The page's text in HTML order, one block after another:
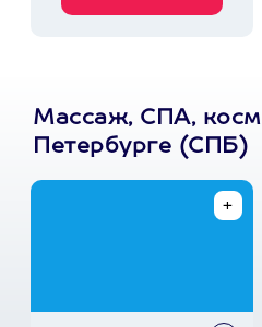
Массаж, СПА,
Петербурге (СПБ)